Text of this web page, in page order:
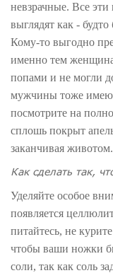
невзрачные. Все
выглядят как - будто
Кому-то выгодно
именно тем
попами и не могли
мужчины тоже
посмотрите на
сплошь покрыт
заканчивая животом.
Как сделать так,
Уделяйте особое
появляется
питайтесь, не
чтобы ваши ножки
соли, так как соль